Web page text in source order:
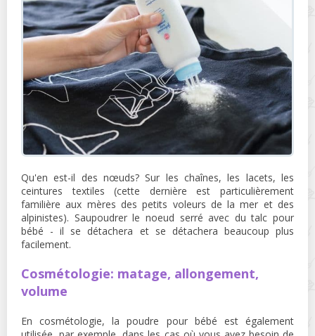
Qu'en est-il des nœuds? Sur les chaînes, les lacets, les
ceintures textiles (cette dernière est particulièrement
familière aux mères des petits voleurs de la mer et des
alpinistes). Saupoudrer le noeud serré avec du talc pour
bébé - il se détachera et se détachera beaucoup plus
facilement.
Cosmétologie: matage, allongement,
volume
En cosmétologie, la poudre pour bébé est également